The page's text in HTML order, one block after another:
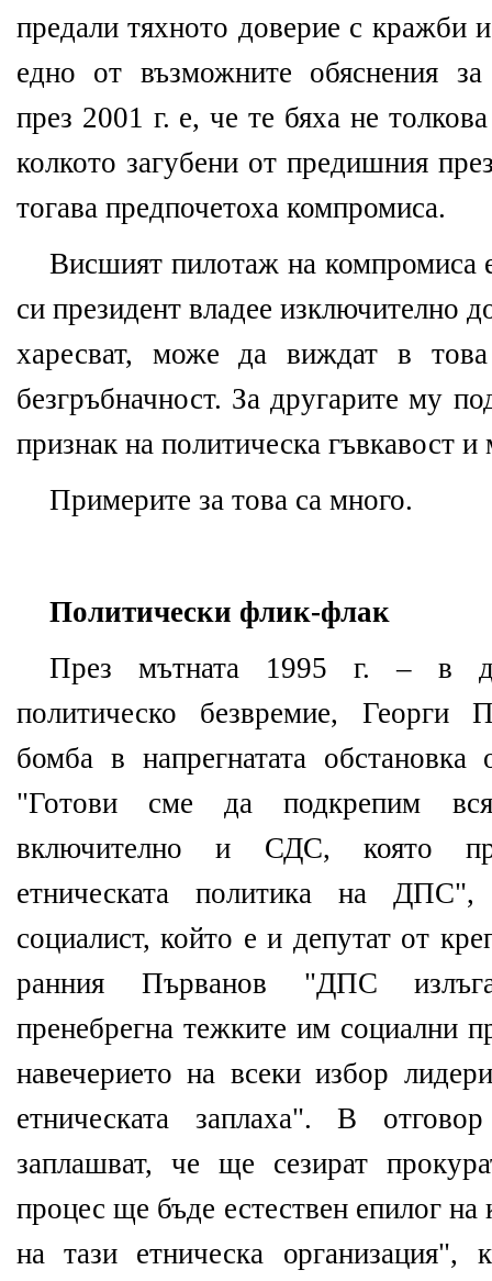
предали тяхното доверие с кражби
едно от възможните обяснения за
през 2001 г. е, че те бяха не
колкото загубени от предишния
тогава предпочетоха компромиса.
Висшият пилотаж на компромиса
си президент владее изключително
харесват, може да виждат в
безгръбначност. За другарите му
признак на политическа гъвкавост и
Примерите за това са много.
Политически флик-флак
През мътната 1995 г. – в
политическо безвремие, Георги
бомба в напрегнатата обстановка
"Готови сме да подкрепим
включително и СДС, която
етническата политика на ДПС",
социалист, който е и депутат от
ранния Първанов "ДПС
пренебрегна тежките им социални
навечерието на всеки избор
етническата заплаха". В
заплашват, че ще сезират
процес ще бъде естествен епилог на
на тази етническа организация",